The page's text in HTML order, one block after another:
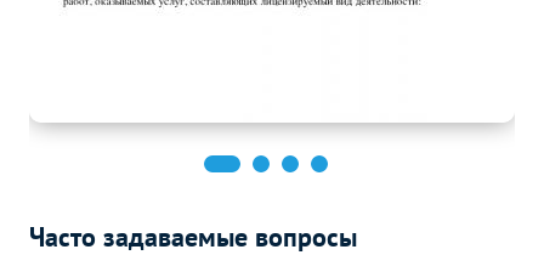
Часто задаваемые вопросы